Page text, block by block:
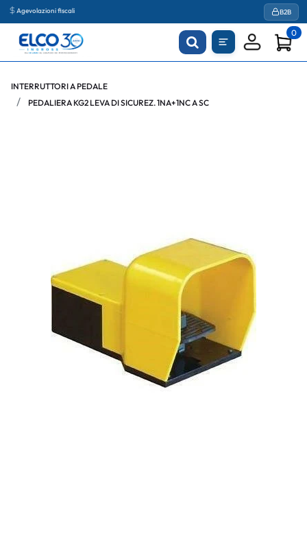
Agevolazioni fiscali B2B
0
INTERRUTTORI A PEDALE
PEDALIERA KG2 LEVA DI SICUREZ. 1NA+1NC A SC